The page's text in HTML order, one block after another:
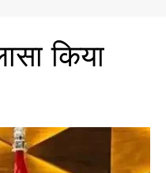
किया